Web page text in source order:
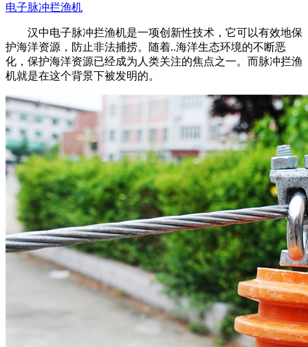
电子脉冲拦渔机
汉中电子脉冲拦渔机是一项创新性技术，它可以有效地保
护海洋资源，防止非法捕捞。随着..海洋生态环境的不断恶
化，保护海洋资源已经成为人类关注的焦点之一。而脉冲拦渔
机就是在这个背景下被发明的。